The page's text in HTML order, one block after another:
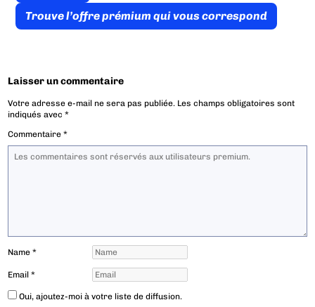
Trouve l’offre prémium qui vous correspond
Laisser un commentaire
Votre adresse e-mail ne sera pas publiée. Les champs obligatoires sont
indiqués avec*
Commentaire*
Name*
Email*
Oui, ajoutez-moi à votre liste de diffusion.